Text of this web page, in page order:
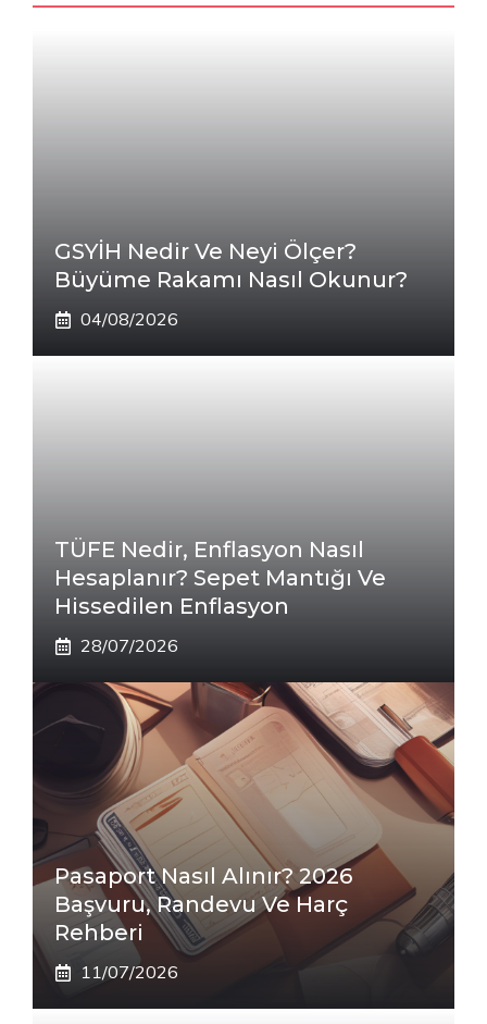
GSYİH Nedir Ve Neyi Ölçer?
Büyüme Rakamı Nasıl Okunur?
04/08/2026
TÜFE Nedir, Enflasyon Nasıl
Hesaplanır? Sepet Mantığı Ve
Hissedilen Enflasyon
28/07/2026
Pasaport Nasıl Alınır? 2026
Başvuru, Randevu Ve Harç
Rehberi
11/07/2026